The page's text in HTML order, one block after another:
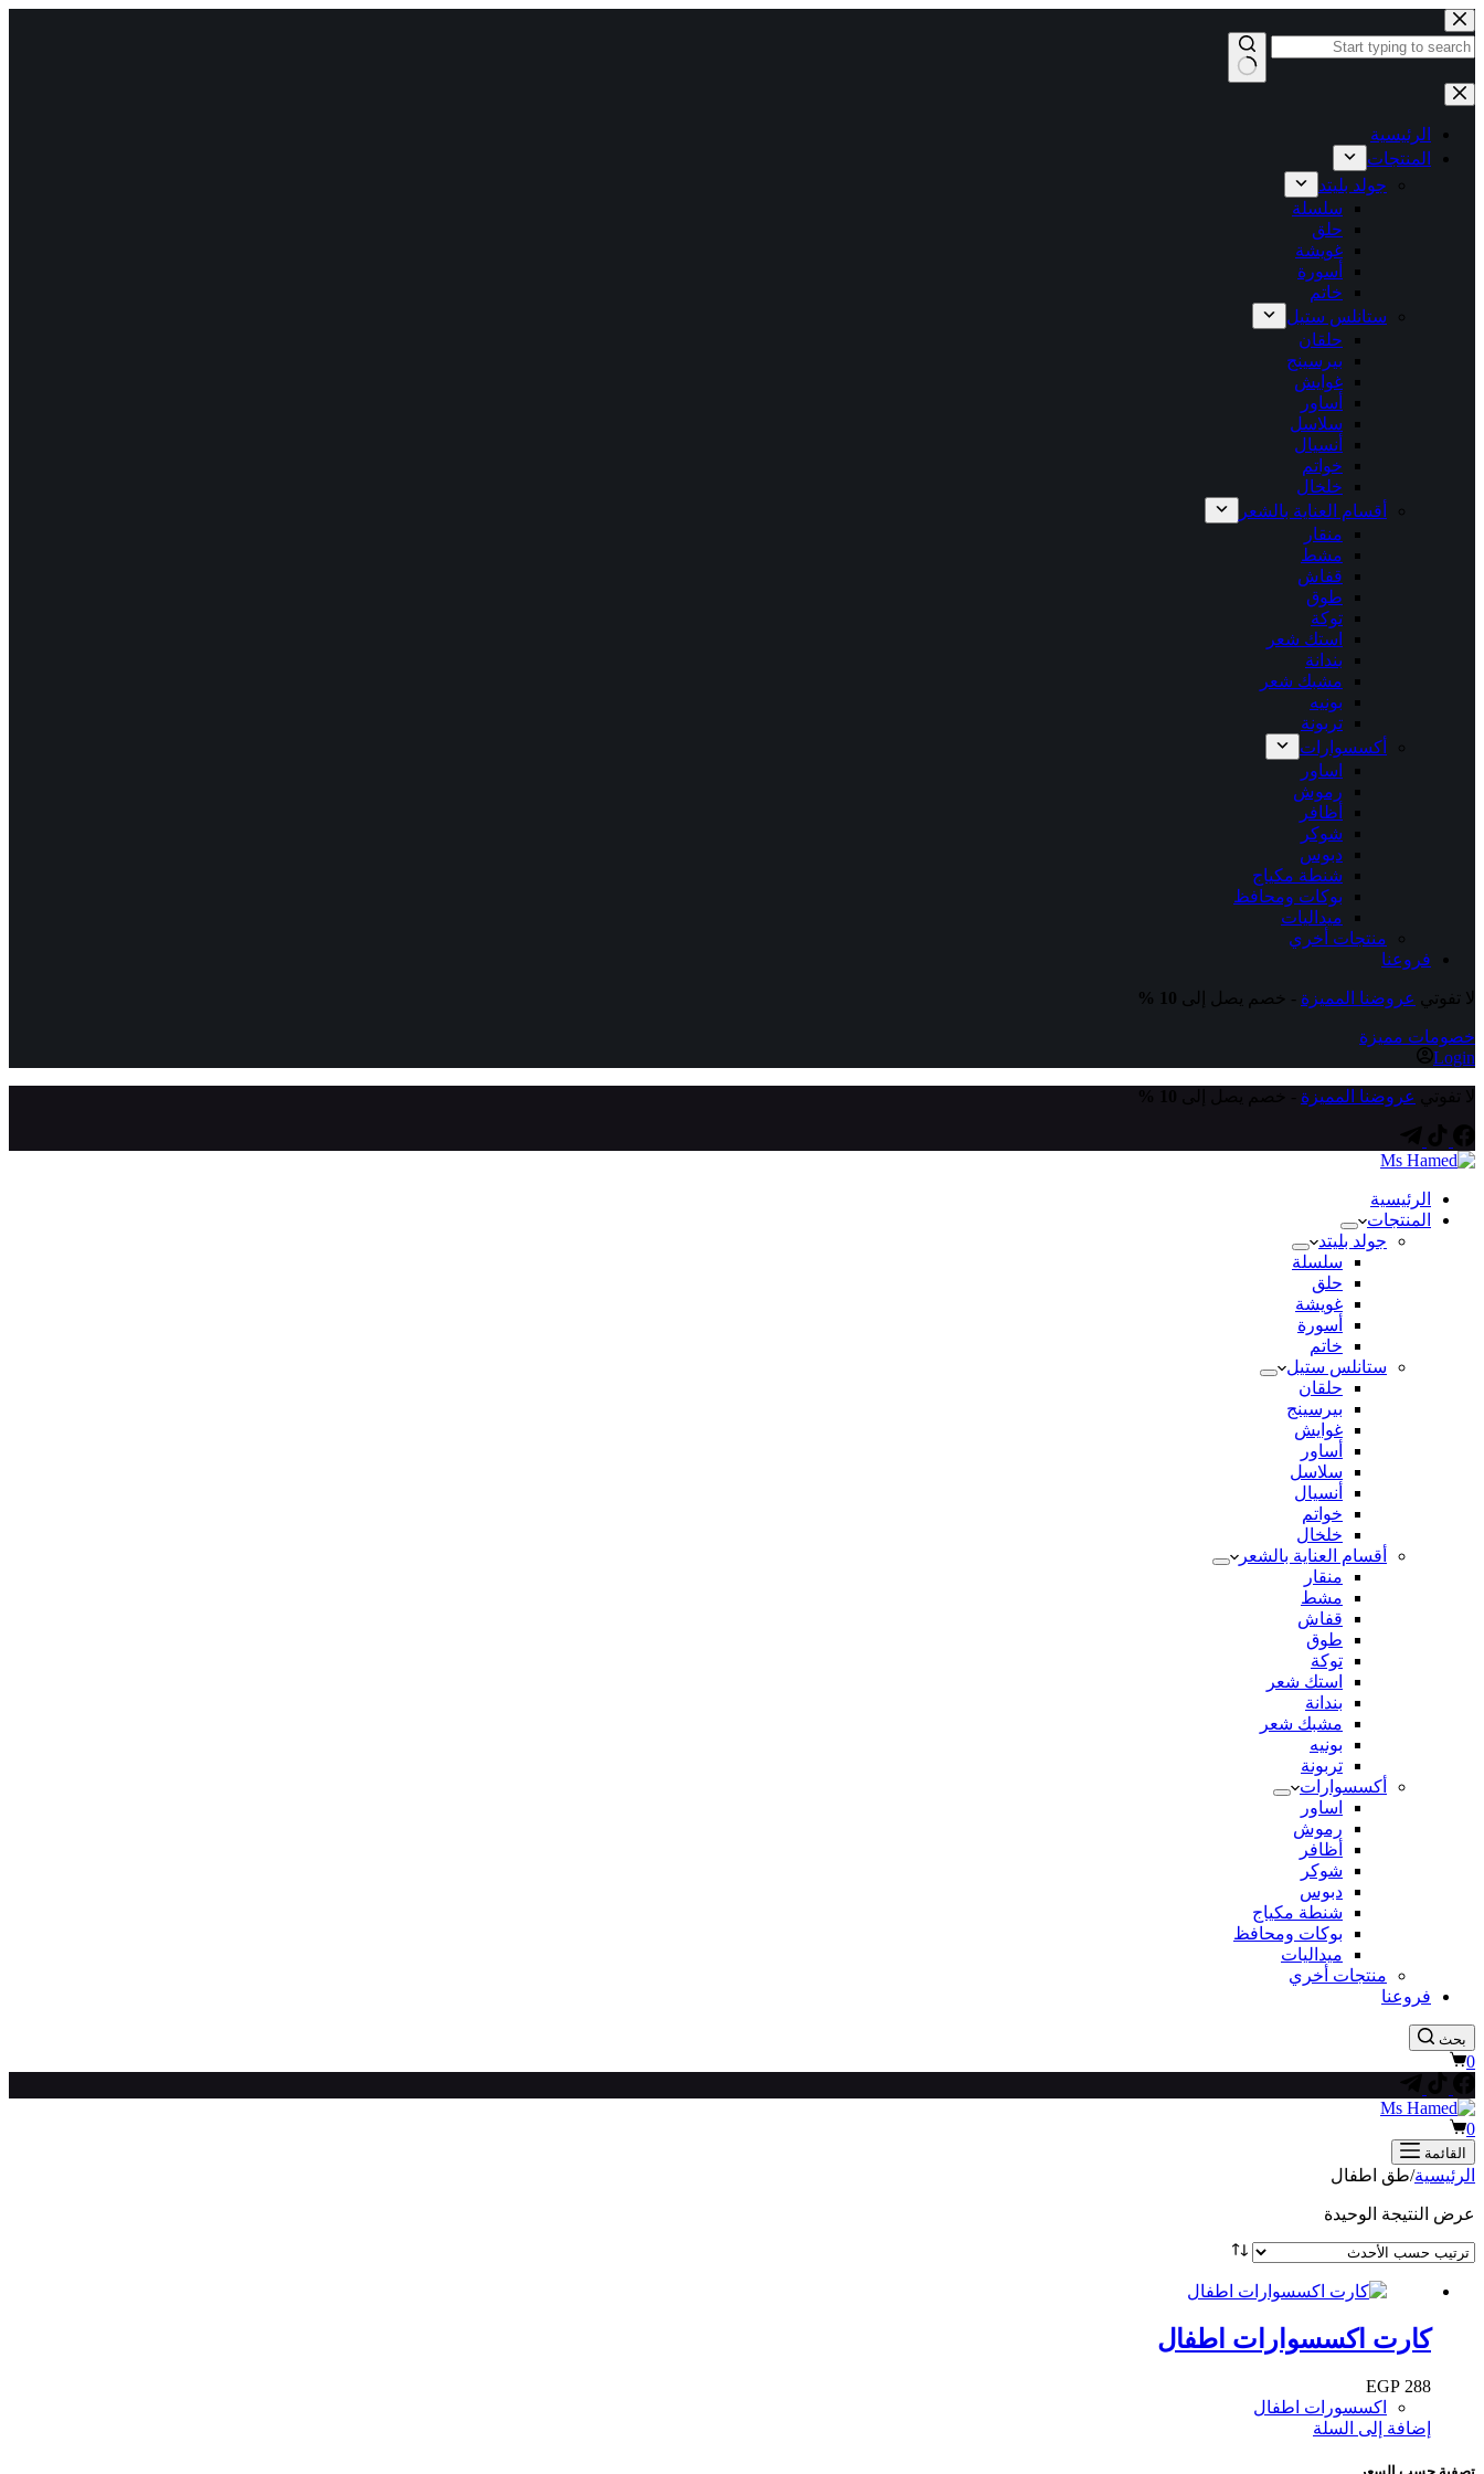
التجاوز
إلى
المحتوى
نتائج
الرئيسية
المنتجات
جولد بليتد
سلسلة
حلق
غويشة
أسورة
خاتم
ستانلس ستيل
حلقان
بيرسينج
غوايش
أساور
سلاسل
أنسيال
خواتم
خلخال
أقسام العناية بالشعر
منقار
مشط
قفاش
طوق
توكة
استك شعر
بندانة
مشبك شعر
بونيه
تربونة
أكسسوارات
اساور
رموش
أظافر
شوكر
دبوس
شنطة مكياج
بوكات ومحافظ
ميداليات
منتجات أخري
فروعنا
لا تفوتي عروضنا المميزة - خصم يصل إلى
خصومات مميزة
Login
عروضنا المميزة
الرئيسية
المنتجات
جولد بليتد
سلسلة
حلق
غويشة
أسورة
خاتم
ستانلس ستيل
حلقان
بيرسينج
غوايش
أساور
سلاسل
أنسيال
خواتم
خلخال
أقسام العناية بالشعر
منقار
مشط
قفاش
طوق
توكة
استك شعر
بندانة
مشبك شعر
بونيه
تربونة
أكسسوارات
اساور
رموش
أظافر
شوكر
دبوس
شنطة مكياج
بوكات ومحافظ
ميداليات
منتجات أخري
فروعنا
بحث
عربة
0
عربة
التسوق
0
القائمة
الرئيسية/طق اطفال
عرض النتيجة الوحيدة
كارت اكسسوارات اطفال
EGP 288
اكسسورات اطفال
إضافة إلى السلة